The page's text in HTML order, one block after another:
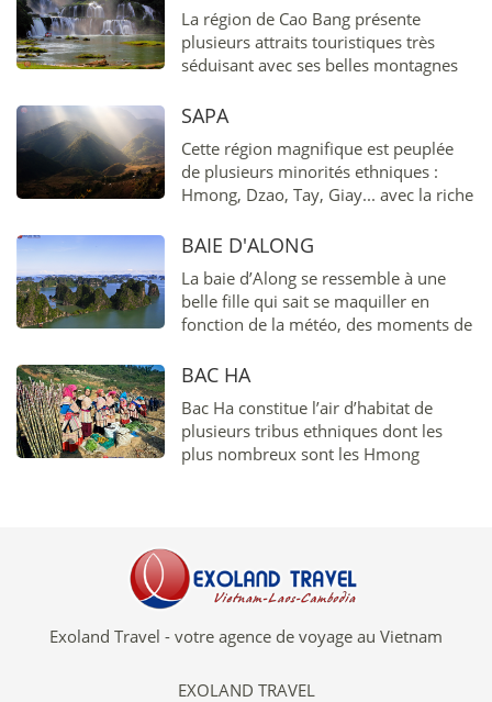
La région de Cao Bang présente
plusieurs attraits touristiques très
séduisant avec ses belles montagnes
SAPA
Cette région magnifique est peuplée
de plusieurs minorités ethniques :
Hmong, Dzao, Tay, Giay... avec la riche
authentique...
BAIE D'ALONG
La baie d’Along se ressemble à une
belle fille qui sait se maquiller en
fonction de la météo, des moments de
BAC HA
Bac Ha constitue l’air d’habitat de
plusieurs tribus ethniques dont les
plus nombreux sont les Hmong
Exoland Travel - votre agence de voyage au Vietnam
EXOLAND TRAVEL